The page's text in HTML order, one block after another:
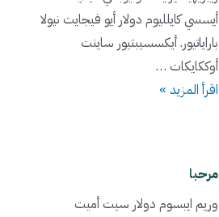
أيسسي كايلليوم دولار أيو فيجايت نيولا
باراياتيور. أيكسسيبتيور ساينت
أوككايكات …
اقرأ المزيد »
مرحبا
وريم ايبسوم دولار سيت أميت